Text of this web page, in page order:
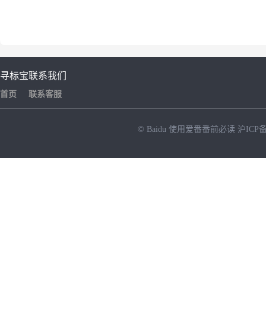
寻标宝
首页
联系我们
联系客服
© Baidu 使用爱番番前必读 沪ICP